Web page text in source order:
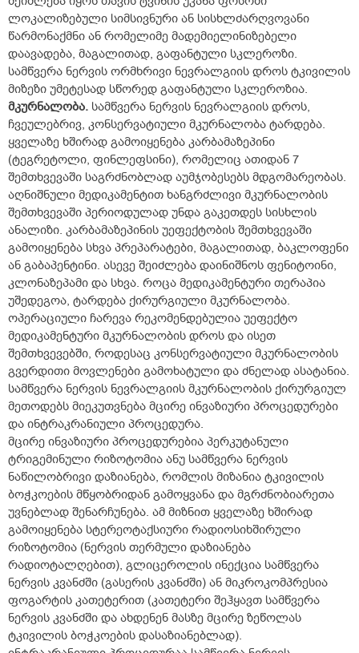
ლოკალიზებული სიმსივნური ან სისხლძარღვოვანი
წარმონაქმნი ან რომელიმე მადემიელინიზებელი
დაავადება, მაგალითად, გაფანტული სკლეროზი.
სამწვერა ნერვის ორმხრივი ნევრალგიის დროს ტკივილის
მიზეზი უმეტესად სწორედ გაფანტული სკლეროზია.
მკურნალობა. სამწვერა ნერვის ნევრალგიის დროს,
ჩვეულებრივ, კონსერვატიული მკურნალობა ტარდება.
ყველაზე ხშირად გამოიყენება კარბამაზეპინი
(ტეგრეტოლი, ფინლეფსინი), რომელიც ათიდან 7
შემთხვევაში საგრძნობლად აუმჯობესებს მდგომარეობას.
აღნიშნული მედიკამენტით ხანგრძლივი მკურნალობის
შემთხვევაში პერიოდულად უნდა გაკეთდეს სისხლის
ანალიზი. კარბამაზეპინის უეფექტობის შემთხვევაში
გამოიყენება სხვა პრეპარატები, მაგალითად, ბაკლოფენი
ან გაბაპენტინი. ასევე შეიძლება დაინიშნოს ფენიტოინი,
კლონაზეპამი და სხვა. როცა მედიკამენტური თერაპია
უშედეგოა, ტარდება ქირურგიული მკურნალობა.
ოპერაციული ჩარევა რეკომენდებულია უეფექტო
მედიკამენტური მკურნალობის დროს და ისეთ
შემთხვევებში, როდესაც კონსერვატიული მკურნალობის
გვერდითი მოვლენები გამოხატული და ძნელად ასატანია.
სამწვერა ნერვის ნევრალგიის მკურნალობის ქირურგიულ
მეთოდებს მიეკუთვნება მცირე ინვაზიური პროცედურები
და ინტრაკრანიული პროცედურა.
მცირე ინვაზიური პროცედურებია პერკუტანული
ტრიგემინული რიზოტომია ანუ სამწვერა ნერვის
ნაწილობრივი დაზიანება, რომლის მიზანია ტკივილის
ბოჭკოების მწყობრიდან გამოყვანა და მგრძნობიარეთა
უვნებლად შენარჩუნება. ამ მიზნით ყველაზე ხშირად
გამოიყენება სტერეოტაქსიური რადიოსიხშირული
რიზოტომია (ნერვის თერმული დაზიანება
რადიოტალღებით), გლიცეროლის ინექცია სამწვერა
ნერვის კვანძში (გასერის კვანძში) ან მიკროკომპრესია
ფოგარტის კათეტერით (კათეტერი შეჰყავთ სამწვერა
ნერვის კვანძში და ახდენენ მასზე მცირე ზეწოლას
ტკივილის ბოჭკოების დასაზიანებლად).